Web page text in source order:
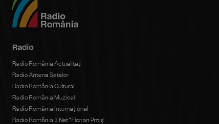
Radio
Radio România Actualitaţi
Radio Antena Satelor
Radio România Cultural
Radio România Muzical
Radio România Internațional
Radio România 3 Net "Florian Pittiş"